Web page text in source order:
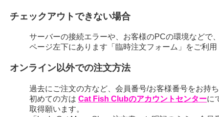
チェックアウトできない場合
サーバーの接続エラーや、お客様のPCの環境などで
ページ左下にあります「臨時注文フォーム」をご利
オンライン以外での注文方法
過去にご注文の方など、会員番号/お客様番号をお持
初めての方は Cat Fish Clubのアカウントセンターに
取得願います。